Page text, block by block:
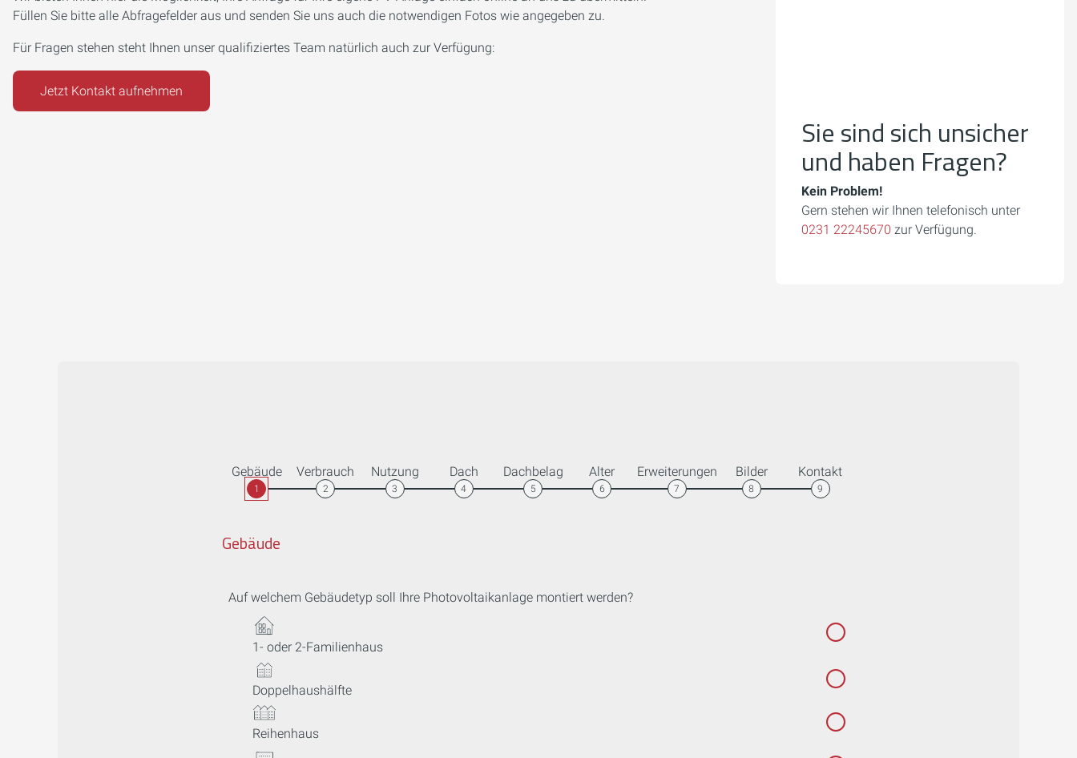
Füllen Sie bitte alle Abfragefelder aus und senden Sie uns auch die notwendigen Fotos wie angegeben zu.
Für Fragen stehen steht Ihnen unser qualifiziertes Team natürlich auch zur Verfügung:
Jetzt Kontakt aufnehmen
Sie sind sich unsicher
und haben Fragen?
Kein Problem!
Gern stehen wir Ihnen telefonisch unter
0231 22245670 zur Verfügung.
Gebäude
1
Verbrauch
2
Nutzung
3
Dach
4
Dachbelag
5
Alter
6
Erweiterungen
7
Bilder
8
Kontakt
9
Gebäude
Auf welchem Gebäudetyp soll Ihre Photovoltaikanlage montiert werden?
1- oder 2-Familienhaus
Doppelhaushälfte
Reihenhaus